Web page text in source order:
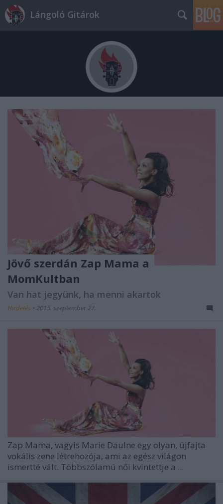
Lángoló Gitárok
Jövő szerdán Zap Mama a
MomKultban
Van hat jegyünk, ha menni akartok
Hirdetés • 2015. szeptember 27.
Zap Mama, vagyis Marie Daulne egy olyan, újfajta
vokális zene létrehozója, ami az egész világon
ismertté vált. Többszólamú női kvintettje a ...